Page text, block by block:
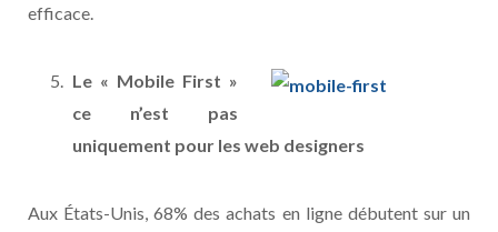
efficace.
Le « Mobile First »
ce n’est pas
uniquement pour les web designers
Aux États-Unis, 68% des achats en ligne débutent sur un